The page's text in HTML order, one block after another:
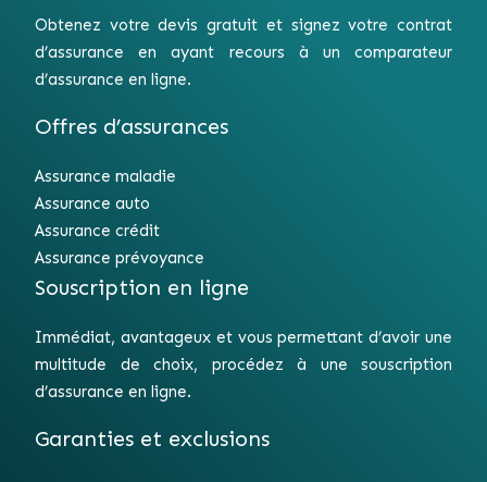
Obtenez votre devis gratuit et signez votre contrat
d’assurance en ayant recours à un comparateur
d’assurance en ligne.
Offres d’assurances
Assurance maladie
Assurance auto
Assurance crédit
Assurance prévoyance
Souscription en ligne
Immédiat, avantageux et vous permettant d’avoir une
multitude de choix, procédez à une souscription
d’assurance en ligne.
Garanties et exclusions